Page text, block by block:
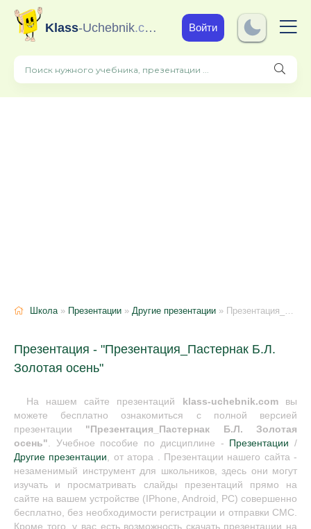
Klass-Uchebnik.com Войти
Школа» Презентации » Другие презентации » Презентация_Пастернак Б.Л. Золотая осень
Презентация - "Презентация_Пастернак Б.Л.
Золотая осень"
На нашем сайте презентаций klass-uchebnik.comвы
можете бесплатно ознакомиться с полной версией
презентации "Презентация_Пастернак Б.Л. Золотая
осень". Учебное пособие по дисциплине - Презентации /
Другие презентации, от атора . Презентации нашего сайта -
незаменимый инструмент для школьников, здесь они могут
изучать и просматривать слайды презентаций прямо на
сайте на вашем устройстве (IPhone, Android, PC) совершенно
бесплатно, без необходимости регистрации и отправки СМС.
Кроме того, у вас есть возможность скачать презентации на